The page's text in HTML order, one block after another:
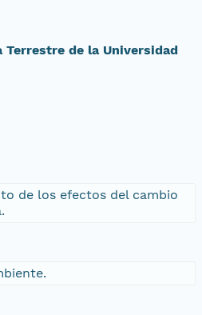
de la Universidad
de los efectos del cambio